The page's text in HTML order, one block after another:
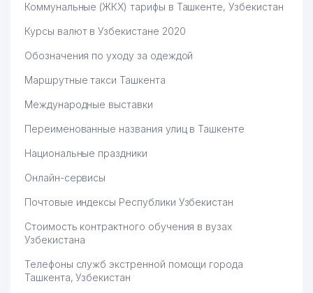
Коммунальные (ЖКХ) тарифы в Ташкенте, Узбекистан
Курсы валют в Узбекистане 2020
Обозначения по уходу за одеждой
Маршрутные такси Ташкента
Международные выставки
Переименованные названия улиц в Ташкенте
Национальные праздники
Онлайн-сервисы
Почтовые индексы Республики Узбекистан
Стоимость контрактного обучения в вузах
Узбекистана
Телефоны служб экстренной помощи города
Ташкента, Узбекистан